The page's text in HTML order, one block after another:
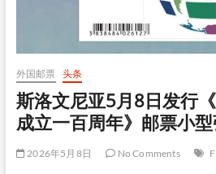
外国邮票 头条
斯洛文尼亚5月8日发行
成立一百周年》邮票小
2026年5月8日 No Comments